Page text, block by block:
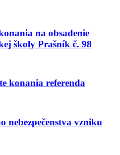
na obsadenie
školy Prašník č. 98
konania referenda
nebezpečenstva vzniku